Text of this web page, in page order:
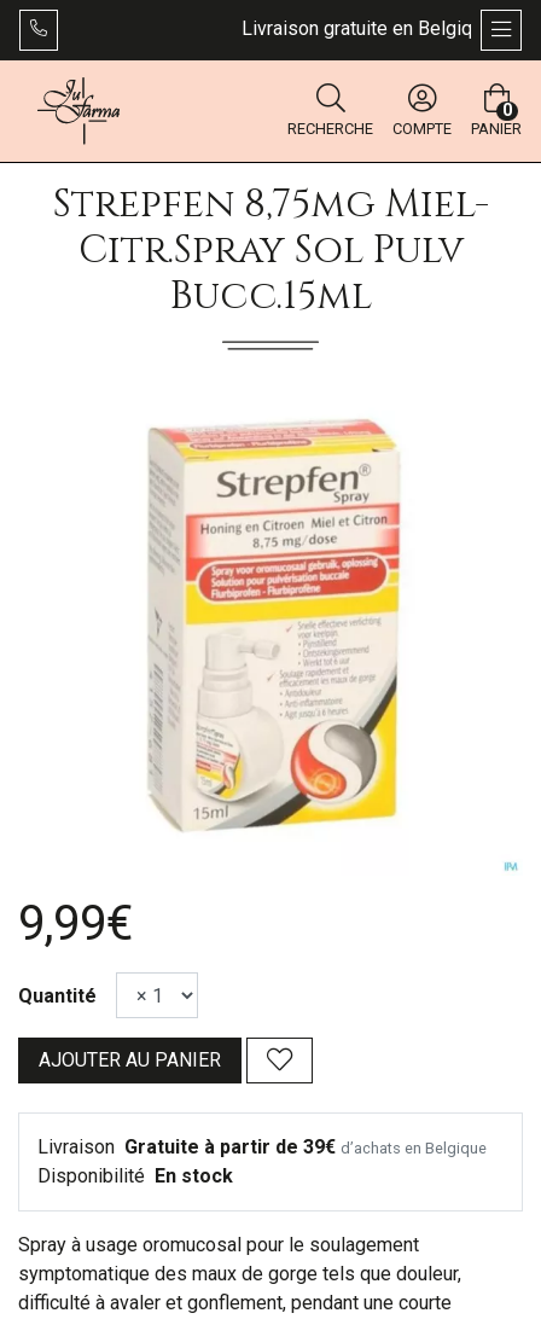
Livraison gratuite en Belgique dès
RECHERCHE COMPTE PANIER
0
Strepfen 8,75mg Miel-
Citr.spray Sol Pulv
Bucc.15ml
9,99€
Quantité
AJOUTER AU PANIER
Livraison Gratuite à partir de 39€ d’achats en Belgique
Disponibilité En stock
Spray à usage oromucosal pour le soulagement
symptomatique des maux de gorge tels que douleur,
difficulté à avaler et gonflement, pendant une courte